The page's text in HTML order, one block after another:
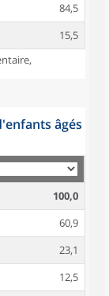
84,5
15,5
âgés
100,0
60,9
23,1
12,5